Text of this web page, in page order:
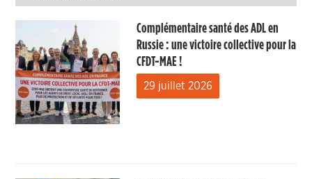
Complémentaire santé des ADL en
Russie : une victoire collective pour la
CFDT-MAE !
29 juillet 2026